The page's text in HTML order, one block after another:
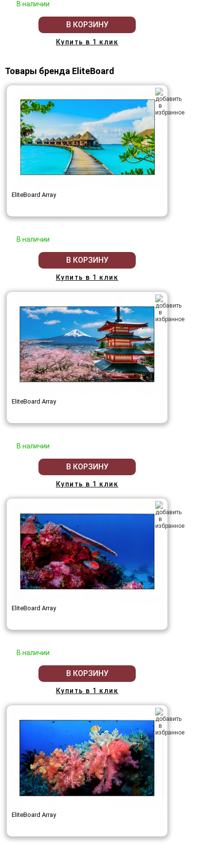
В наличии
В КОРЗИНУ
Купить в 1 клик
Товары бренда EliteBoard
EliteBoard Array
В наличии
В КОРЗИНУ
Купить в 1 клик
EliteBoard Array
В наличии
В КОРЗИНУ
Купить в 1 клик
EliteBoard Array
В наличии
В КОРЗИНУ
Купить в 1 клик
EliteBoard Array